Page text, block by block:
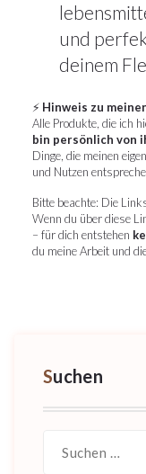
und
deinem
⚡ Hinweis zu
Alle Produkte, die ich
bin persönlich von
Dinge, die meinen
und Nutzen
Bitte beachte: Die
Wenn du über diese
– für dich entstehen
du meine Arbeit und
Suchen
nach: